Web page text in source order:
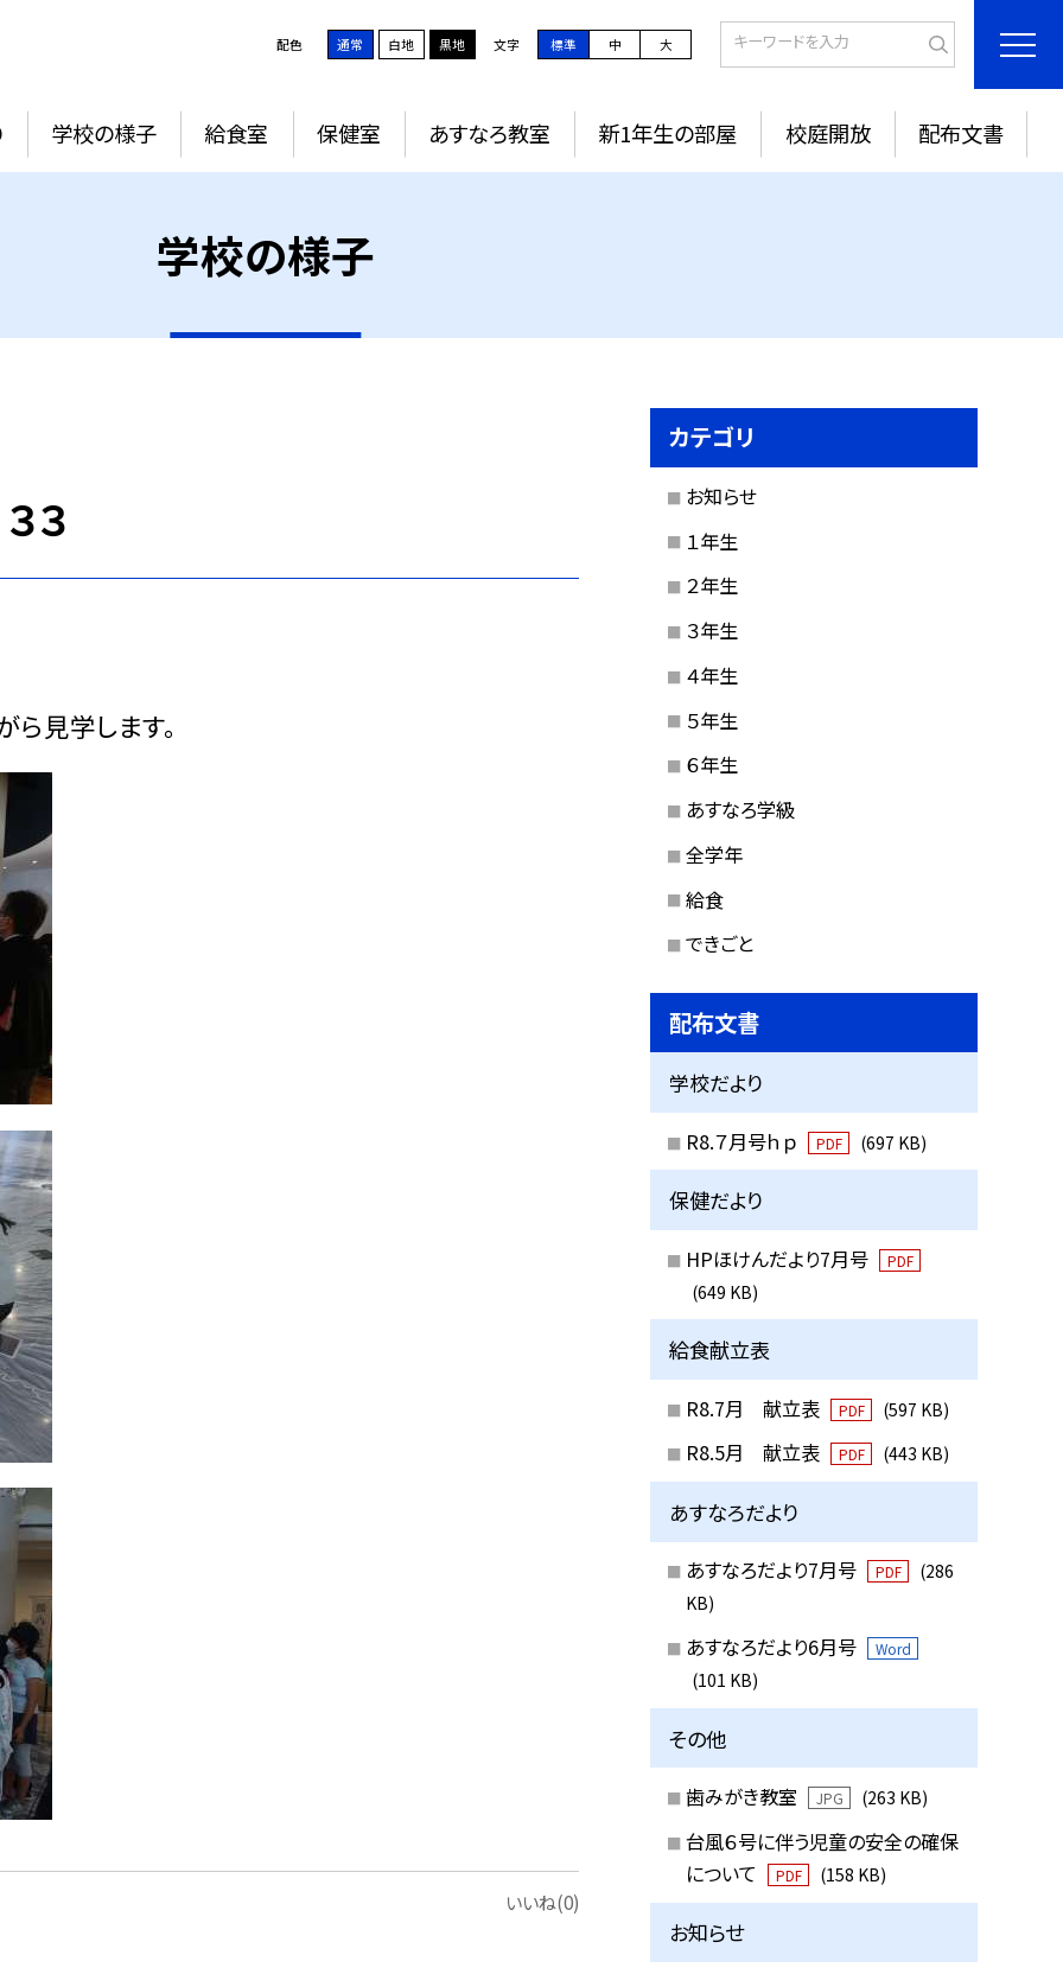
配色 通常 白地 黒地 文字 標準 中 大
学校の様子 給食室 保健室 あすなろ教室 新1年生の部屋 校庭開放 配布文書
学校の様子
３
見学します。
いいね(0)
カテゴリ
お知らせ
１年生
２年生
３年生
４年生
５年生
６年生
あすなろ学級
全学年
給食
できごと
配布文書
学校だより
R8.７月号ｈｐ PDF (697 KB)
保健だより
HPほけんだより7月号 PDF
(649 KB)
給食献立表
R8.7月 献立表 PDF (597 KB)
R8.5月 献立表 PDF (443 KB)
あすなろだより
あすなろだより7月号 PDF
(286
KB)
あすなろだより6月号 Word
(101 KB)
その他
歯みがき教室 JPG (263 KB)
台風６号に伴う児童の安全の確保
について
PDF (158 KB)
お知らせ